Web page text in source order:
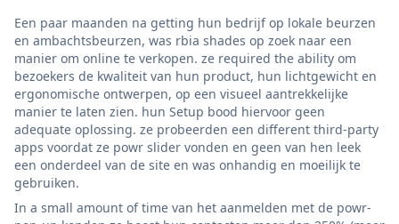
Een paar maanden na getting hun bedrijf op lokale beurzen
en ambachtsbeurzen, was rbia shades op zoek naar een
manier om online te verkopen. ze required the ability om
bezoekers de kwaliteit van hun product, hun lichtgewicht en
ergonomische ontwerpen, op een visueel aantrekkelijke
manier te laten zien. hun Setup bood hiervoor geen
adequate oplossing. ze probeerden een different third-party
apps voordat ze powr slider vonden en geen van hen leek
een onderdeel van de site en was onhandig en moeilijk te
gebruiken.
In a small amount of time van het aanmelden met de powr-